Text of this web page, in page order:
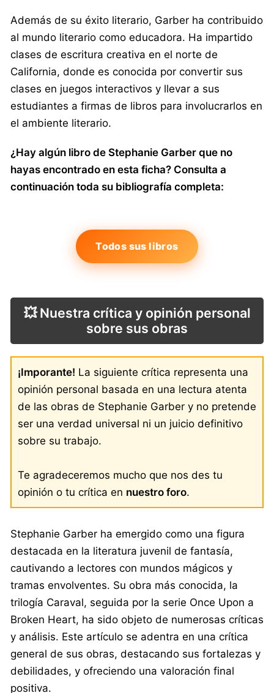
Además de su éxito literario, Garber ha contribuido
al mundo literario como educadora. Ha impartido
clases de escritura creativa en el norte de
California, donde es conocida por convertir sus
clases en juegos interactivos y llevar a sus
estudiantes a firmas de libros para involucrarlos en
el ambiente literario.
¿Hay algún libro de Stephanie Garber que no
hayas encontrado en esta ficha? Consulta a
continuación toda su bibliografía completa:
Todos sus libros
💥 Nuestra crítica y opinión personal
sobre sus obras
¡Imporante! La siguiente crítica representa una
opinión personal basada en una lectura atenta
de las obras de Stephanie Garber y no pretende
ser una verdad universal ni un juicio definitivo
sobre su trabajo.
Te agradeceremos mucho que nos des tu
opinión o tu crítica en nuestro foro.
Stephanie Garber ha emergido como una figura
destacada en la literatura juvenil de fantasía,
cautivando a lectores con mundos mágicos y
tramas envolventes. Su obra más conocida, la
trilogía Caraval, seguida por la serie Once Upon a
Broken Heart, ha sido objeto de numerosas críticas
y análisis. Este artículo se adentra en una crítica
general de sus obras, destacando sus fortalezas y
debilidades, y ofreciendo una valoración final
positiva.